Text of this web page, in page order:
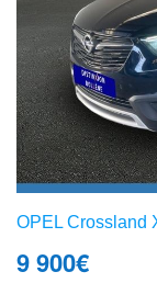
OPEL Crossland
9 900€